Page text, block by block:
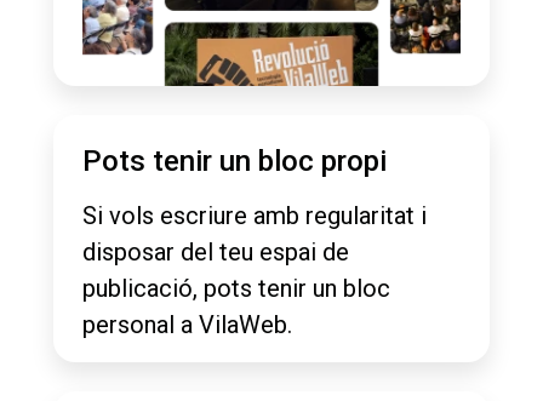
Pots tenir un bloc propi
Si vols escriure amb regularitat i
disposar del teu espai de
publicació, pots tenir un bloc
personal a VilaWeb.